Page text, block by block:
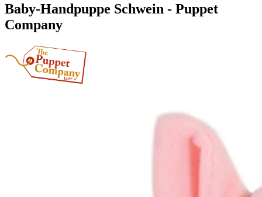
Baby-Handpuppe Schwein - Puppet
Company